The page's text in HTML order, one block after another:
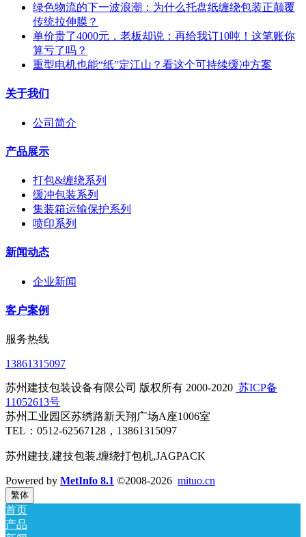
绿色物流的下一波浪潮：为什么托盘纸缠绕包装正颠覆
传统拉伸膜？
单价贵了4000元，老板却说：再给我订10吨！这笔账你
算亏了吗？
重型电机也能“纸”定江山？看这个可持续缓冲方案
关于我们
公司简介
产品展示
打包&缠绕系列
缓冲包装系列
集装箱运输保护系列
喷印系列
新闻动态
企业新闻
客户案例
服务热线
13861315097
苏州建技包装设备有限公司 版权所有 2000-2020 ​ 苏ICP备
11052613号
苏州工业园区苏绣路新天翔广场A座1006室
TEL：0512-62567128，13861315097
苏州建技,建技包装,缠绕打包机,JAGPACK
Powered by MetInfo 8.1 ©2008-2026 mituo.cn
繁体
首页
产品